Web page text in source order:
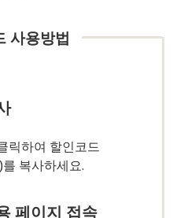
사용방법
릭하여 할인코드
)를 복사하세요.
페이지 접속